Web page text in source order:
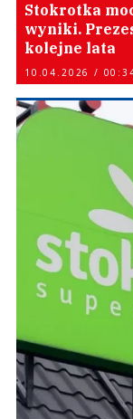
Stokrotka
wyniki.
kolejne lata
10.04.2026 /